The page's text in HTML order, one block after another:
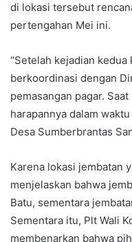
di lokasi tersebut
pertengahan Mei ini.
“Setelah kejadian kedua
berkoordinasi dengan
pemasangan pagar.
harapannya dalam
Desa Sumberbrantas
Karena lokasi jembatan
menjelaskan bahwa
Batu, sementara
Sementara itu, Plt Wali
membenarkan bahwa